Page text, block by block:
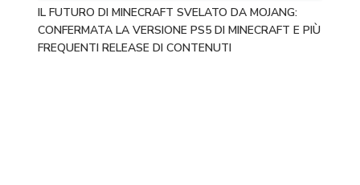
IL FUTURO DI MINECRAFT SVELATO DA MOJANG:
CONFERMATA LA VERSIONE PS5 DI MINECRAFT E PIÙ
FREQUENTI RELEASE DI CONTENUTI